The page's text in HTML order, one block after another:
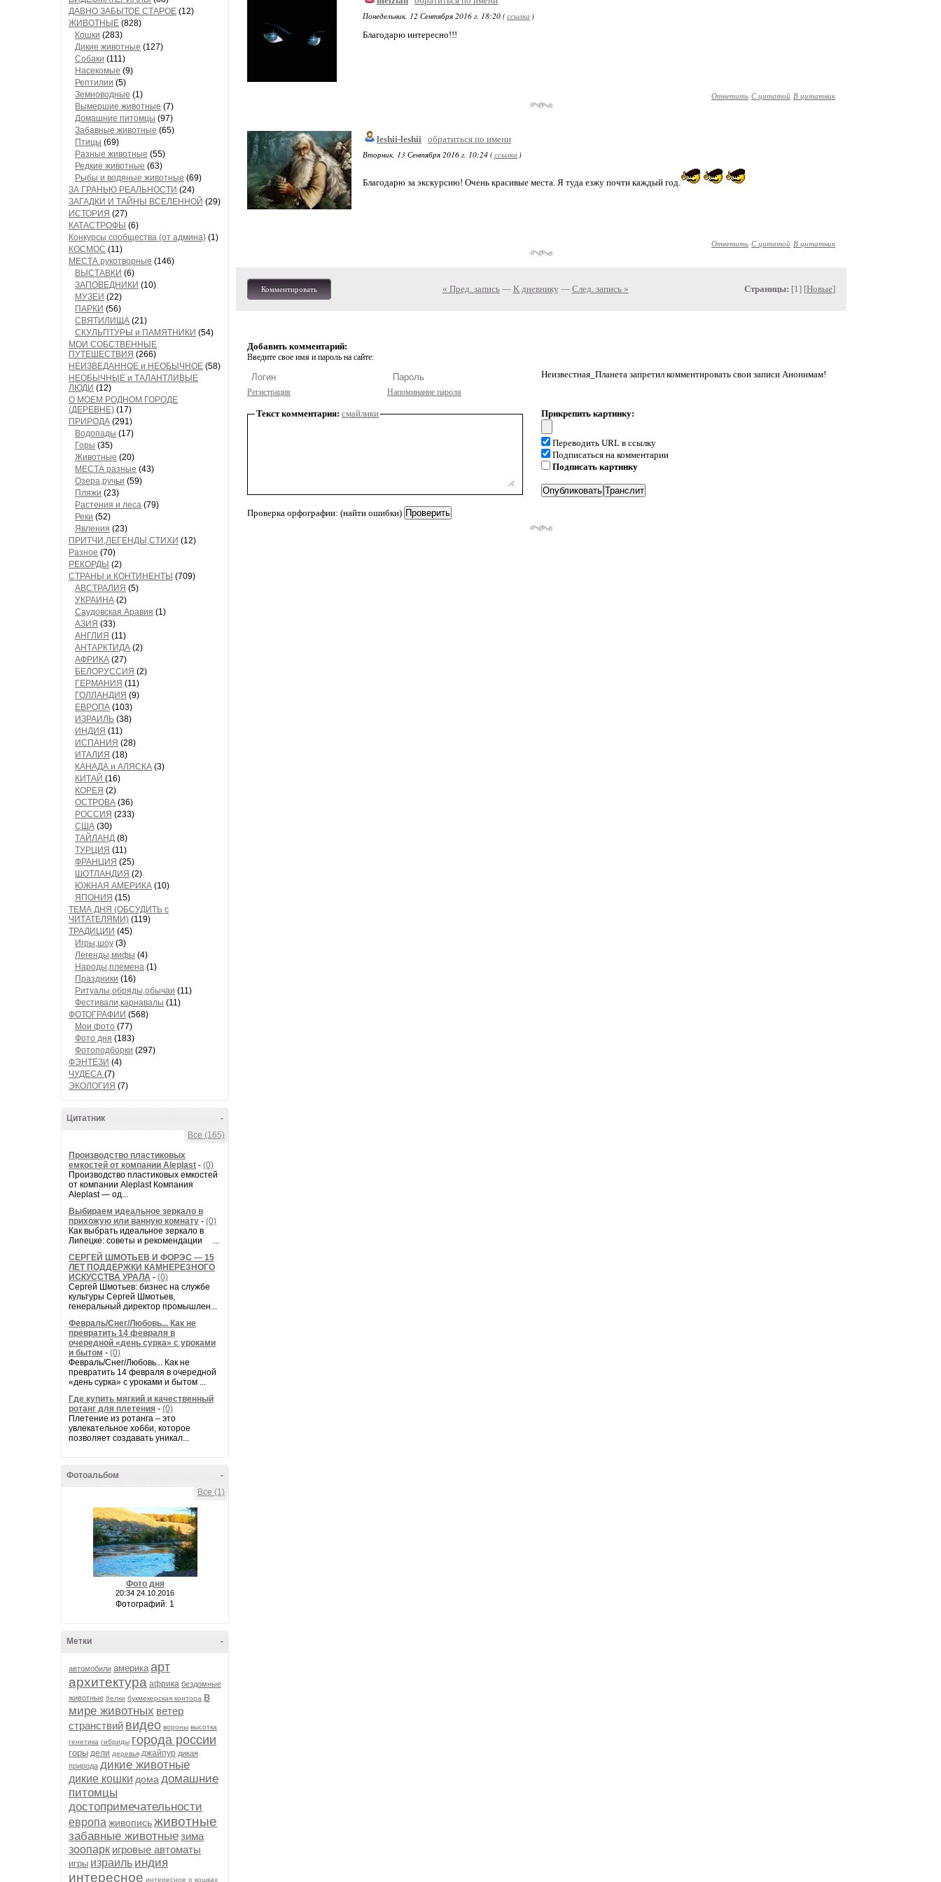
ДАВНО ЗАБЫТОЕ СТАРОЕ (12)
ЖИВОТНЫЕ (828)
Кошки (283)
Дикие животные (127)
Собаки (111)
Насекомые (9)
Рептилии (5)
Земноводные (1)
Вымершие животные (7)
Домашние питомцы (97)
Забавные животные (65)
Птицы (69)
Разные животные (55)
Редкие животные (63)
Рыбы и водяные животные (69)
ЗА ГРАНЬЮ РЕАЛЬНОСТИ (24)
ЗАГАДКИ И ТАЙНЫ ВСЕЛЕННОЙ (29)
ИСТОРИЯ (27)
КАТАСТРОФЫ (6)
Конкурсы сообщества (от админа) (1)
КОСМОС (11)
МЕСТА рукотворные (146)
ВЫСТАВКИ (6)
ЗАПОВЕДНИКИ (10)
МУЗЕИ (22)
ПАРКИ (56)
СВЯТИЛИЩА (21)
СКУЛЬПТУРЫ и ПАМЯТНИКИ (54)
МОИ СОБСТВЕННЫЕ
ПУТЕШЕСТВИЯ (266)
НЕИЗВЕДАННОЕ и НЕОБЫЧНОЕ (58)
НЕОБЫЧНЫЕ и ТАЛАНТЛИВЫЕ
ЛЮДИ (12)
О МОЕМ РОДНОМ ГОРОДЕ
(ДЕРЕВНЕ) (17)
ПРИРОДА (291)
Водопады (17)
Горы (35)
Животные (20)
МЕСТА разные (43)
Озера,ручьи (59)
Пляжи (23)
Растения и леса (79)
Реки (52)
Явления (23)
ПРИТЧИ,ЛЕГЕНДЫ,СТИХИ (12)
Разное (70)
РЕКОРДЫ (2)
СТРАНЫ и КОНТИНЕНТЫ (709)
АВСТРАЛИЯ (5)
УКРАИНА (2)
Саудовская Аравия (1)
АЗИЯ (33)
АНГЛИЯ (11)
АНТАРКТИДА (2)
АФРИКА (27)
БЕЛОРУССИЯ (2)
ГЕРМАНИЯ (11)
ГОЛЛАНДИЯ (9)
ЕВРОПА (103)
ИЗРАИЛЬ (38)
ИНДИЯ (11)
ИСПАНИЯ (28)
ИТАЛИЯ (18)
КАНАДА и АЛЯСКА (3)
КИТАЙ (16)
КОРЕЯ (2)
ОСТРОВА (36)
РОССИЯ (233)
США (30)
ТАЙЛАНД (8)
ТУРЦИЯ (11)
ФРАНЦИЯ (25)
ШОТЛАНДИЯ (2)
ЮЖНАЯ АМЕРИКА (10)
ЯПОНИЯ (15)
ТЕМА ДНЯ (ОБСУДИТЬ с
ЧИТАТЕЛЯМИ) (119)
ТРАДИЦИИ (45)
Игры,шоу (3)
Легенды,мифы (4)
Народы,племена (1)
Праздники (16)
Ритуалы,обряды,обычаи (11)
Фестивали,карнавалы (11)
ФОТОГРАФИИ (568)
Мои фото (77)
Фото дня (183)
Фотоподборки (297)
ФЭНТЕЗИ (4)
ЧУДЕСА (7)
ЭКОЛОГИЯ (7)
-
Цитатник
Все (165)
Производство пластиковых
емкостей от компании Aleplast - (0)
Производство пластиковых емкостей
от компании Aleplast Компания
Aleplast — од...
Выбираем идеальное зеркало в
прихожую или ванную комнату - (0)
Как выбрать идеальное зеркало в
Липецке: советы и рекомендации ...
СЕРГЕЙ ШМОТЬЕВ И ФОРЭС — 15
ЛЕТ ПОДДЕРЖКИ КАМНЕРЕЗНОГО
ИСКУССТВА УРАЛА - (0)
Сергей Шмотьев: бизнес на службе
культуры Сергей Шмотьев,
генеральный директор промышлен...
Февраль/Снег/Любовь... Как не
превратить 14 февраля в
очередной «день сурка» с уроками
и бытом - (0)
Февраль/Снег/Любовь... Как не
превратить 14 февраля в очередной
«день сурка» с уроками и бытом ...
Где купить мягкий и качественный
ротанг для плетения - (0)
Плетение из ротанга – это
увлекательное хобби, которое
позволяет создавать уникал...
-
Фотоальбом
Все (1)
Фото дня
20:34 24.10.2016
Фотографий: 1
-
Метки
автомобили америка арт
архитектура африка бездомные
животные белки букмекерская контора в
мире животных ветер
странствий видео вороны высотка
генетика гибриды города россии
горы дели деревья джайпур дикая
природа дикие животные
дикие кошки дома домашние
питомцы
достопримечательности
европа живописьживотные
забавные животныезима
зоопарк игровые автоматы
игры израиль индия
интересное интересное о кошках
Понедельник, 12 Сентября 2016 г. 18:20 (ссылка )
Благодарю интересно!!!
Ответить С цитатой В цитатник
leshii-leshii обратиться по имени
Вторник, 13 Сентября 2016 г. 10:24 (ссылка )
Благодарю за экскурсию! Очень красивые места. Я туда езжу почти каждый год.
Ответить С цитатой В цитатник
Комментировать « Пред. запись— К дневнику — След. запись » Страницы: [1] [Новые]
Добавить комментарий:
Введите свое имя и пароль на сайте:
Регистрация Напоминание пароля
Неизвестная_Планета запретил комментировать свои записи Анонимам!
Текст комментария: смайлики
Проверка орфографии: (найти ошибки)
Прикрепить картинку:
Переводить URL в ссылку
Подписаться на комментарии
Подписать картинку